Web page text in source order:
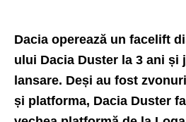
Dacia operează un facelift
ului Dacia Duster la 3 ani și
lansare. Deși au fost
și platforma, Dacia Duster